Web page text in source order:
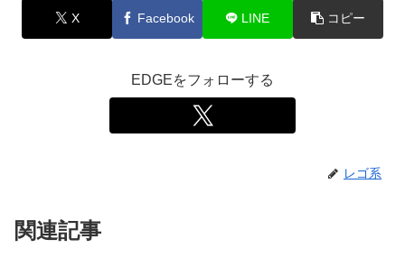
X Facebook LINE コピー
EDGEをフォローする
レゴ系
関連記事